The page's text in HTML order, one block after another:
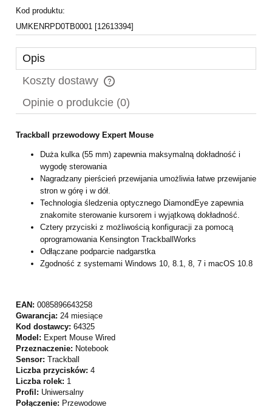
Kod produktu:
UMKENRPD0TB0001 [12613394]
Opis
Koszty dostawy
Cena nie zawiera ewentualnych kosztów płatności
Opinie o produkcie (0)
Trackball przewodowy Expert Mouse
Duża kulka (55 mm) zapewnia maksymalną dokładność i
wygodę sterowania
Nagradzany pierścień przewijania umożliwia łatwe przewijanie
stron w górę i w dół.
Technologia śledzenia optycznego DiamondEye zapewnia
znakomite sterowanie kursorem i wyjątkową dokładność.
Cztery przyciski z możliwością konfiguracji za pomocą
oprogramowania Kensington TrackballWorks
Odłączane podparcie nadgarstka
Zgodność z systemami Windows 10, 8.1, 8, 7 i macOS 10.8
EAN: 0085896643258
Gwarancja: 24 miesiące
Kod dostawcy: 64325
Model: Expert Mouse Wired
Przeznaczenie: Notebook
Sensor: Trackball
Liczba przycisków: 4
Liczba rolek: 1
Profil: Uniwersalny
Połączenie: Przewodowe